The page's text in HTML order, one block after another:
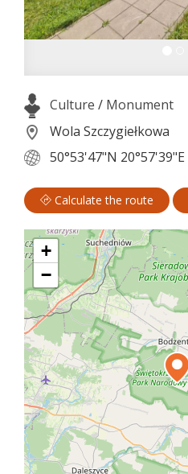
Culture / Monument
Wola Szczygiełkowa
50°53'47"N 20°57'39"E
Calculate the route
+
−